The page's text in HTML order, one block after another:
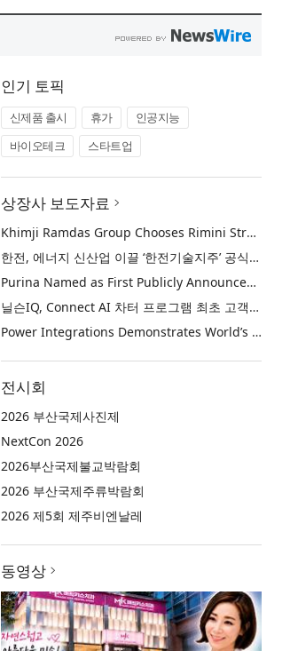
인기 토픽
신제품 출시 휴가
인공지능
바이오테크
스타트업
상장사 보도자료
Khimji Ramdas Group Chooses Rimini Street to Reduce SAP Support Costs, Protect 700+ Customizations and Reinvest Savings in Innovation
한전, 에너지 신산업 이끌 ‘한전기술지주’ 공식 출범
Purina Named as First Publicly Announced NIQ ConnectAI Charter Client
닐슨IQ, Connect AI 차터 프로그램 최초 고객사 ‘퓨리나’ 선정
Power Integrations Demonstrates World’s First 2200 V GaN Technology for Next-Era High-Voltage Power Systems
전시회
2026 부산국제사진제
NextCon 2026
2026부산국제불교박람회
2026 부산국제주류박람회
2026 제5회 제주비엔날레
동영상